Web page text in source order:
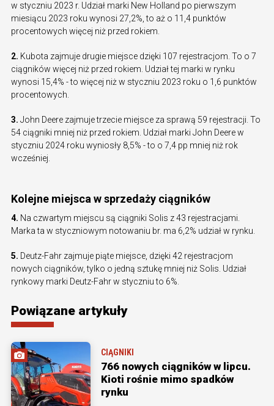
w styczniu 2023 r. Udział marki New Holland po pierwszym
miesiącu 2023 roku wynosi 27,2%, to aż o 11,4 punktów
procentowych więcej niż przed rokiem.
2. Kubota zajmuje drugie miejsce dzięki 107 rejestracjom. To o 7
ciągników więcej niż przed rokiem. Udział tej marki w rynku
wynosi 15,4% - to więcej niż w styczniu 2023 roku o 1,6 punktów
procentowych.
3. John Deere zajmuje trzecie miejsce za sprawą 59 rejestracji. To
54 ciągniki mniej niż przed rokiem. Udział marki John Deere w
styczniu 2024 roku wyniosły 8,5% - to o 7,4 pp mniej niż rok
wcześniej.
Kolejne miejsca w sprzedaży ciągników
4. Na czwartym miejscu są ciągniki Solis z 43 rejestracjami.
Marka ta w styczniowym notowaniu br. ma 6,2% udział w rynku.
5. Deutz-Fahr zajmuje piąte miejsce, dzięki 42 rejestracjom
nowych ciągników, tylko o jedną sztukę mniej niż Solis. Udział
rynkowy marki Deutz-Fahr w styczniu to 6%.
Powiązane artykuły
CIĄGNIKI
766 nowych ciągników w lipcu.
Kioti rośnie mimo spadków
rynku